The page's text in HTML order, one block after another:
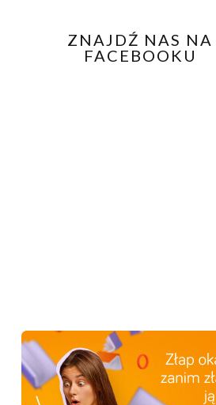
ZNAJDŹ NAS NA
FACEBOOKU